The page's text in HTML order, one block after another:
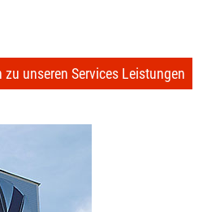
unseren Services Leistungen